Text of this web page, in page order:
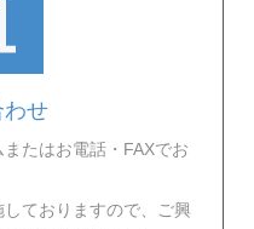
わせ
たはお電話・FAXでお
しておりますので、ご興